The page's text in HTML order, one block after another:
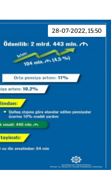
28-07-2022, 15:50